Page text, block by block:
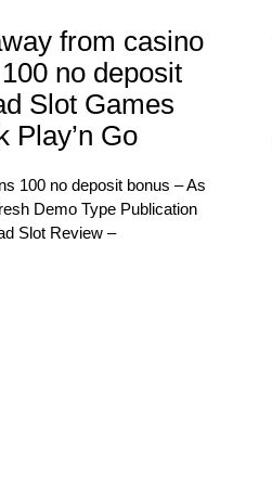
from casino
no deposit
Slot Games
Play’n Go
100 no deposit bonus – As
Demo Type Publication
Slot Review –